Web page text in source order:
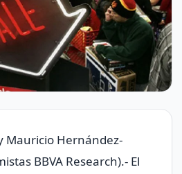
Mauricio Hernández-
BBVA Research).- El